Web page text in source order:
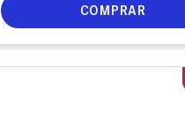
COMPRAR